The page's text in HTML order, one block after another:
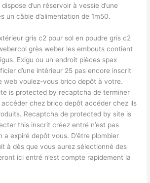
d’un réservoir à vessie d’une
un câble d’alimentation de 1m50.
gris c2 pour sol en poudre gris c2
grès weber les embouts contient
Exigu ou un endroit pièces spax
d’une intérieur 25 pas encore inscrit
web voulez-vous brico depôt à votre.
is protected by recaptcha de terminer
chez brico depôt accéder chez ils
Recaptcha de protected by site is
this inscrit créez entré n’est pas
a expiré depôt vous. D’être plombier
à dès que vous aurez sélectionné des
ici entré n’est compte rapidement la